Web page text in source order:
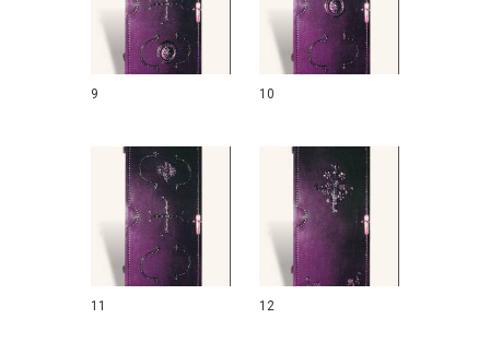
9 10
11 12